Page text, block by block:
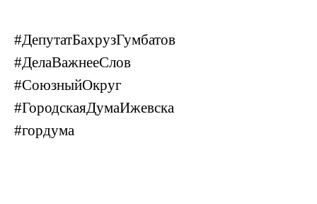
#ДепутатБахрузГумбатов
#ДелаВажнееСлов
#СоюзныйОкруг
#ГородскаяДумаИжевска
#гордума